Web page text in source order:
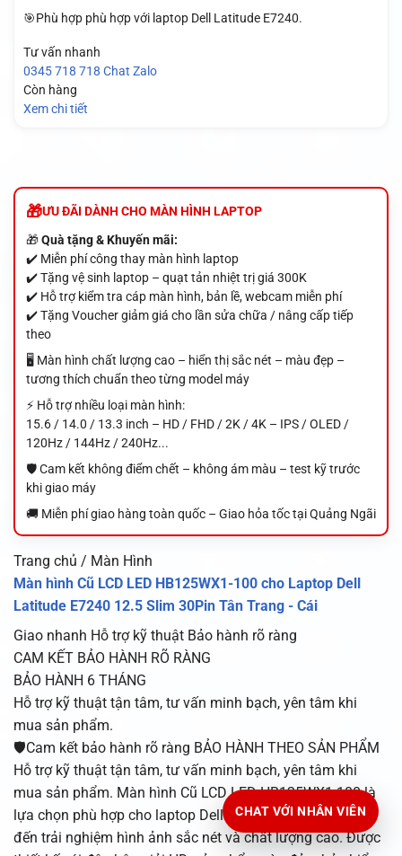
🎯Phù hợp phù hợp với laptop Dell Latitude E7240.
Tư vấn nhanh
0345 718 718 Chat Zalo
Còn hàng
Xem chi tiết
ƯU ĐÃI DÀNH CHO MÀN HÌNH LAPTOP
🎁Quà tặng & Khuyến mãi:
✔️ Miễn phí công thay màn hình laptop
✔️ Tặng vệ sinh laptop – quạt tản nhiệt trị giá 300K
✔️ Hỗ trợ kiểm tra cáp màn hình, bản lề, webcam miễn phí
✔️ Tặng Voucher giảm giá cho lần sửa chữa / nâng cấp tiếp
theo
🖥️ Màn hình chất lượng cao – hiển thị sắc nét – màu đẹp –
tương thích chuẩn theo từng model máy
⚡ Hỗ trợ nhiều loại màn hình:
15.6 / 14.0 / 13.3 inch – HD / FHD / 2K / 4K – IPS / OLED /
120Hz / 144Hz / 240Hz...
🛡️ Cam kết không điểm chết – không ám màu – test kỹ trước
khi giao máy
🚚 Miễn phí giao hàng toàn quốc – Giao hỏa tốc tại Quảng Ngãi
Trang chủ / Màn Hình
Màn hình Cũ LCD LED HB125WX1-100 cho Laptop Dell
Latitude E7240 12.5 Slim 30Pin Tân Trang - Cái
Giao nhanh Hỗ trợ kỹ thuật Bảo hành rõ ràng
CAM KẾT BẢO HÀNH RÕ RÀNG
BẢO HÀNH 6 THÁNG
Hỗ trợ kỹ thuật tận tâm, tư vấn minh bạch, yên tâm khi
mua sản phẩm.
🛡️Cam kết bảo hành rõ ràng BẢO HÀNH THEO SẢN PHẨM
Hỗ trợ kỹ thuật tận tâm, tư vấn minh bạch, yên tâm khi
mua sản phẩm. Màn hình Cũ LCD LED HB125WX1-100 là
lựa chọn phù hợp cho laptop Dell Latitude E7240, mang
đến trải nghiệm hình ảnh sắc nét và chất lượng cao. Được
CHAT VỚI NHÂN VIÊN